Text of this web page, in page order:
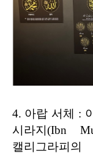
4. 아랍 서체 :
시라지(Ibn
캘리그라피